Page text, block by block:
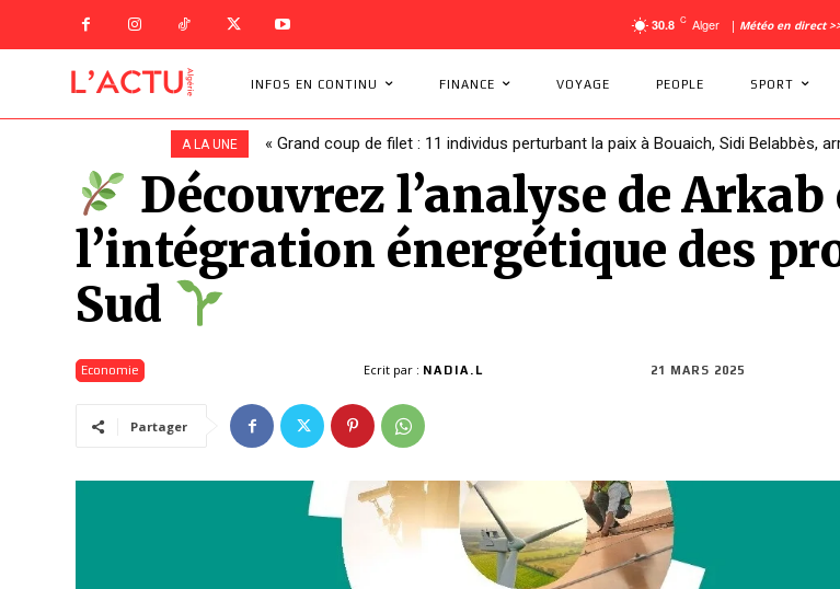
30.8 C Alger | Météo en direct
INFOS EN CONTINU FINANCE VOYAGE PEOPLE SPORT
A LA UNE « Grand coup de filet : 11 individus perturbant la paix à Bouaich, Sidi Belabbès,
Un bouleversement à la CAF : la Coupe d’Afrique des Nations se retrouve
Découvrez l’analyse de
l’intégration énergétique des
Sud
Economie Ecrit par : NADIA.L 21 MARS 2025
Partager